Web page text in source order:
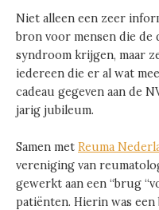
Niet alleen een zeer
bron voor mensen die
syndroom krijgen, maar
iedereen die er al wat
cadeau gegeven aan de
jarig jubileum.
Samen met Reuma
vereniging van
gewerkt aan een “brug
patiënten. Hierin was